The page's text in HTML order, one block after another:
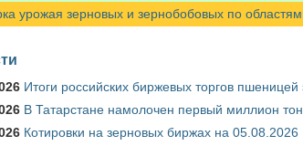
урожая зерновых и зернобобовых по областям
Итоги российских биржевых торгов пшеницей
В Татарстане намолочен первый миллион
Котировки на зерновых биржах на 05.08.2026